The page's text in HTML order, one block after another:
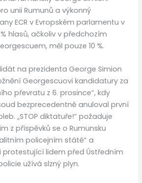
unii Rumunů a výkonný
ECR v Evropském parlamentu v
hlasů, ačkoliv v předchozím
měl pouze 10 %.
na prezidenta George Simion
Georgescuovi kandidatury za
převratu z 6. prosince“, kdy
bezprecedentně anuloval první
„STOP diktatuře!“ požaduje
z příspěvků se o Rumunsku
policejním státě“ a
protestující lidem před Ústředním
užívá slzný plyn.